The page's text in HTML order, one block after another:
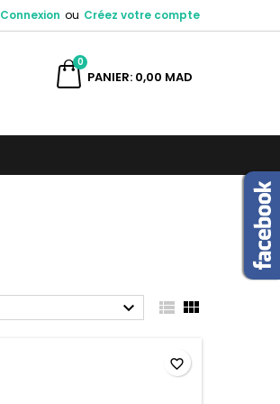
Connexion ou Créez votre compte
PANIER
0
0,00 MAD
  
favorite_border